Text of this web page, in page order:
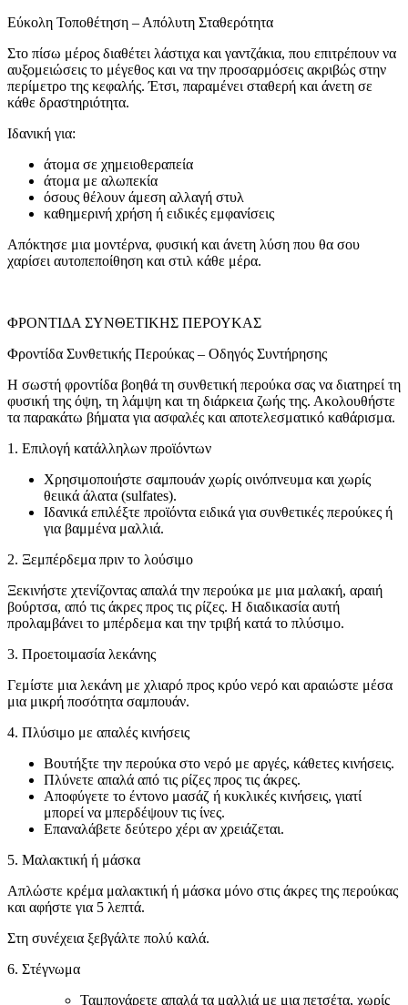
Εύκολη Τοποθέτηση – Απόλυτη Σταθερότητα
Στο πίσω μέρος διαθέτει λάστιχα και γαντζάκια, που επιτρέπουν να
αυξομειώσεις το μέγεθος και να την προσαρμόσεις ακριβώς στην
περίμετρο της κεφαλής. Έτσι, παραμένει σταθερή και άνετη σε
κάθε δραστηριότητα.
Ιδανική για:
άτομα σε χημειοθεραπεία
άτομα με αλωπεκία
όσους θέλουν άμεση αλλαγή στυλ
καθημερινή χρήση ή ειδικές εμφανίσεις
Απόκτησε μια μοντέρνα, φυσική και άνετη λύση που θα σου
χαρίσει αυτοπεποίθηση και στιλ κάθε μέρα.
ΦΡΟΝΤΙΔΑ ΣΥΝΘΕΤΙΚΗΣ ΠΕΡΟΥΚΑΣ
Φροντίδα Συνθετικής Περούκας – Οδηγός Συντήρησης
Η σωστή φροντίδα βοηθά τη συνθετική περούκα σας να διατηρεί τη
φυσική της όψη, τη λάμψη και τη διάρκεια ζωής της. Ακολουθήστε
τα παρακάτω βήματα για ασφαλές και αποτελεσματικό καθάρισμα.
1. Επιλογή κατάλληλων προϊόντων
Χρησιμοποιήστε σαμπουάν χωρίς οινόπνευμα και χωρίς
θειικά άλατα (sulfates).
Ιδανικά επιλέξτε προϊόντα ειδικά για συνθετικές περούκες ή
για βαμμένα μαλλιά.
2. Ξεμπέρδεμα πριν το λούσιμο
Ξεκινήστε χτενίζοντας απαλά την περούκα με μια μαλακή, αραιή
βούρτσα, από τις άκρες προς τις ρίζες. Η διαδικασία αυτή
προλαμβάνει το μπέρδεμα και την τριβή κατά το πλύσιμο.
3. Προετοιμασία λεκάνης
Γεμίστε μια λεκάνη με χλιαρό προς κρύο νερό και αραιώστε μέσα
μια μικρή ποσότητα σαμπουάν.
4. Πλύσιμο με απαλές κινήσεις
Βουτήξτε την περούκα στο νερό με αργές, κάθετες κινήσεις.
Πλύνετε απαλά από τις ρίζες προς τις άκρες.
Αποφύγετε το έντονο μασάζ ή κυκλικές κινήσεις, γιατί
μπορεί να μπερδέψουν τις ίνες.
Επαναλάβετε δεύτερο χέρι αν χρειάζεται.
5. Μαλακτική ή μάσκα
Απλώστε κρέμα μαλακτική ή μάσκα μόνο στις άκρες της περούκας
και αφήστε για 5 λεπτά.
Στη συνέχεια ξεβγάλτε πολύ καλά.
6. Στέγνωμα
Ταμπονάρετε απαλά τα μαλλιά με μια πετσέτα, χωρίς